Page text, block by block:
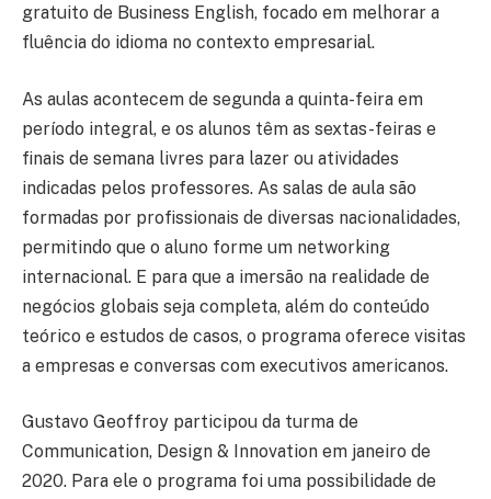
gratuito de Business English, focado em melhorar a
fluência do idioma no contexto empresarial.
As aulas acontecem de segunda a quinta-feira em
período integral, e os alunos têm as sextas-feiras e
finais de semana livres para lazer ou atividades
indicadas pelos professores. As salas de aula são
formadas por profissionais de diversas nacionalidades,
permitindo que o aluno forme um networking
internacional. E para que a imersão na realidade de
negócios globais seja completa, além do conteúdo
teórico e estudos de casos, o programa oferece visitas
a empresas e conversas com executivos americanos.
Gustavo Geoffroy participou da turma de
Communication, Design & Innovation em janeiro de
2020. Para ele o programa foi uma possibilidade de